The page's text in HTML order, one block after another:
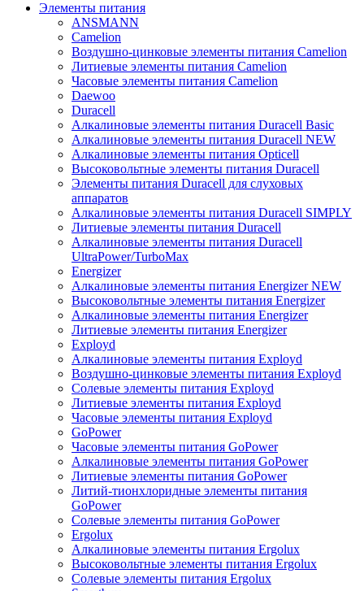
Элементы питания
ANSMANN
Camelion
Воздушно-цинковые элементы питания Camelion
Литиевые элементы питания Camelion
Часовые элементы питания Camelion
Daewoo
Duracell
Алкалиновые элементы питания Duracell Basic
Алкалиновые элементы питания Duracell NEW
Алкалиновые элементы питания Opticell
Высоковольтные элементы питания Duracell
Элементы питания Duracell для слуховых
аппаратов
Алкалиновые элементы питания Duracell SIMPLY
Литиевые элементы питания Duracell
Алкалиновые элементы питания Duracell
UltraPower/TurboMax
Energizer
Алкалиновые элементы питания Energizer NEW
Высоковольтные элементы питания Energizer
Алкалиновые элементы питания Energizer
Литиевые элементы питания Energizer
Exployd
Алкалиновые элементы питания Exployd
Воздушно-цинковые элементы питания Exployd
Солевые элементы питания Exployd
Литиевые элементы питания Exployd
Часовые элементы питания Exployd
GoPower
Часовые элементы питания GoPower
Алкалиновые элементы питания GoPower
Литиевые элементы питания GoPower
Литий-тионхлоридные элементы питания
GoPower
Солевые элементы питания GoPower
Ergolux
Алкалиновые элементы питания Ergolux
Высоковольтные элементы питания Ergolux
Солевые элементы питания Ergolux